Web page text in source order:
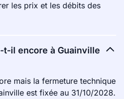
les prix et les débits des
t-il encore à Guainville
mais la fermeture technique
est fixée au 31/10/2028.